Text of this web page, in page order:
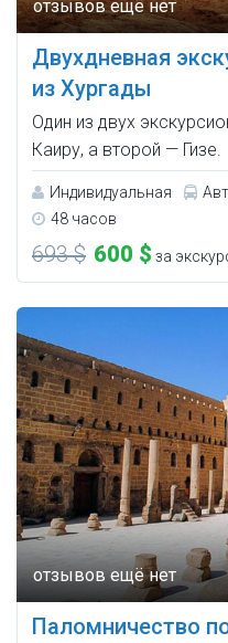
Двухдневная
из Хургады
Один из двух
Каиру, а второй — Гизе.
Индивидуальная
48 часов
693 $ 600 $ за
Паломничество